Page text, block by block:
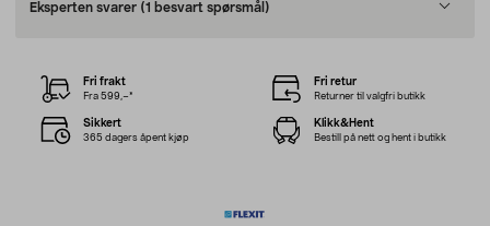
Eksperten svarer (1 besvart spørsmål)
Fri frakt
Fra 599,–*
Fri retur
Returner til valgfri butikk
Sikkert
365 dagers åpent kjøp
Klikk&Hent
Bestill på nett og hent i butikk